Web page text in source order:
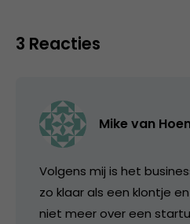
3 Reacties
Mike van
Volgens mij is het
zo klaar als een klontje
niet meer over een